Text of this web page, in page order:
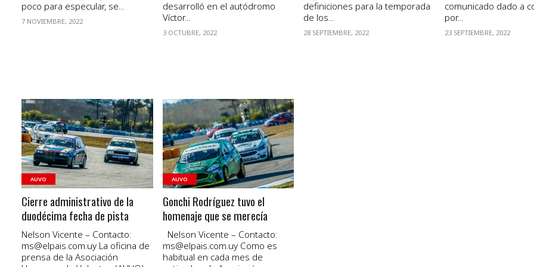
poco para especular, se...
7 NOVIEMBRE, 2022
desarrolló en el autódromo
Víctor...
3 OCTUBRE, 2022
definiciones para la temporada
de los...
28 SEPTIEMBRE, 2022
comunicado dado a
por...
23 SEPTIEMBRE, 2022
VER NOTA
AUVO
Cierre administrativo de la
duodécima fecha de pista
Nelson Vicente – Contacto:
ms@elpais.com.uy La oficina de
prensa de la Asociación
VER NOTA
AUVO
Gonchi Rodríguez tuvo el
homenaje que se merecía
Nelson Vicente – Contacto:
ms@elpais.com.uyComo es
habitual en cada mes de